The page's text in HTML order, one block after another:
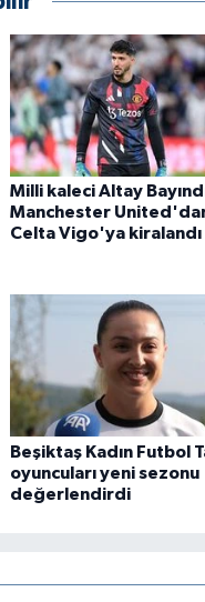
Milli kaleci Altay
Manchester
Celta Vigo'ya kiralandı
Beşiktaş Kadın Futbol
oyuncuları yeni sezonu
değerlendirdi